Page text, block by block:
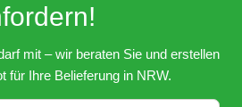
mit – wir beraten Sie und erstellen
für Ihre Belieferung in NRW.